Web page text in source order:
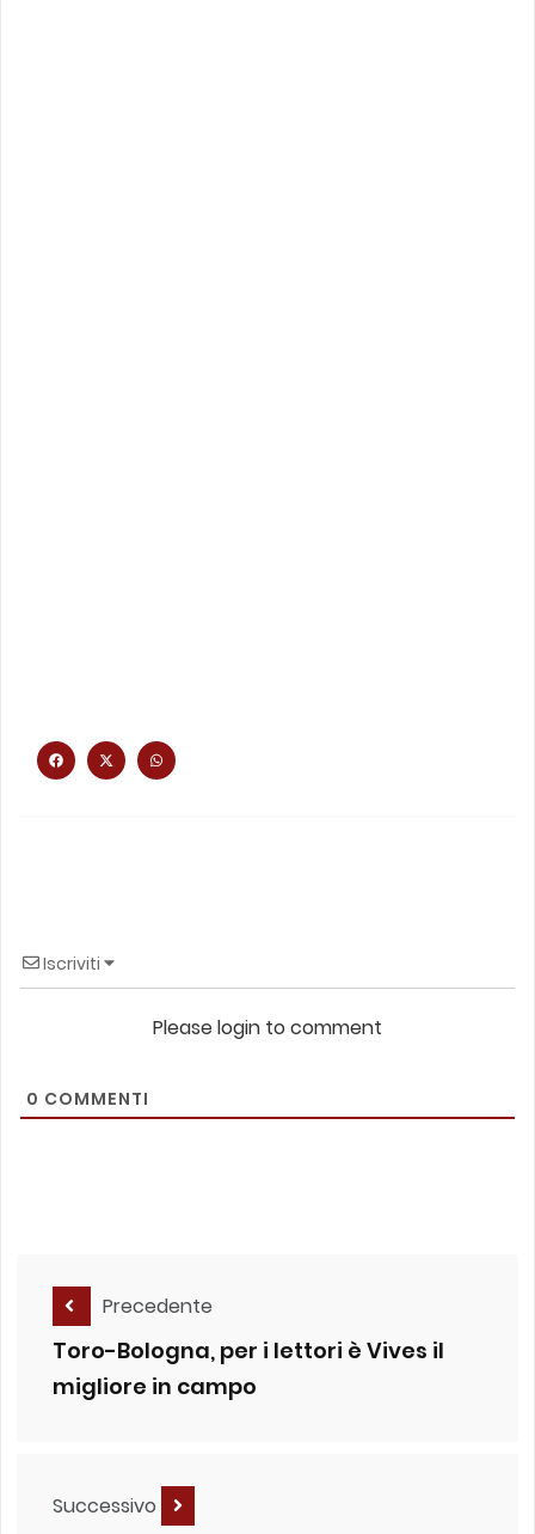
Iscriviti
Please login to comment
0 COMMENTI
Precedente
Toro-Bologna, per i lettori è Vives il
migliore in campo
Successivo